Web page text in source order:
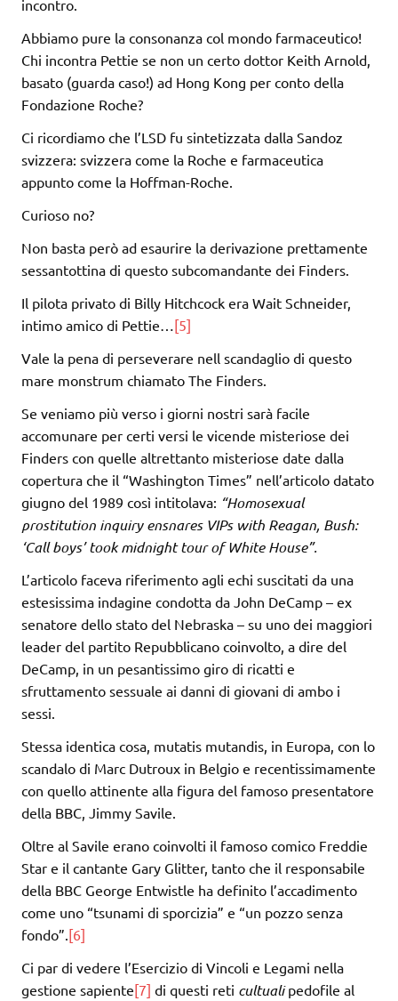
incontro.
Abbiamo pure la consonanza col mondo farmaceutico!
Chi incontra Pettie se non un certo dottor Keith Arnold,
basato (guarda caso!) ad Hong Kong per conto della
Fondazione Roche?
Ci ricordiamo che l’LSD fu sintetizzata dalla Sandoz
svizzera: svizzera come la Roche e farmaceutica
appunto come la Hoffman-Roche.
Curioso no?
Non basta però ad esaurire la derivazione prettamente
sessantottina di questo subcomandante dei Finders.
Il pilota privato di Billy Hitchcock era Wait Schneider,
intimo amico di Pettie… [5]
Vale la pena di perseverare nell scandaglio di questo
mare monstrum chiamato The Finders.
Se veniamo più verso i giorni nostri sarà facile
accomunare per certi versi le vicende misteriose dei
Finders con quelle altrettanto misteriose date dalla
copertura che il “Washington Times” nell’articolo datato
giugno del 1989 così intitolava: “Homosexual
prostitution inquiry ensnares VIPs with Reagan, Bush:
‘Call boys’ took midnight tour of White House”.
L’articolo faceva riferimento agli echi suscitati da una
estesissima indagine condotta da John DeCamp – ex
senatore dello stato del Nebraska – su uno dei maggiori
leader del partito Repubblicano coinvolto, a dire del
DeCamp, in un pesantissimo giro di ricatti e
sfruttamento sessuale ai danni di giovani di ambo i
sessi.
Stessa identica cosa, mutatis mutandis, in Europa, con lo
scandalo di Marc Dutroux in Belgio e recentissimamente
con quello attinente alla figura del famoso presentatore
della BBC, Jimmy Savile.
Oltre al Savile erano coinvolti il famoso comico Freddie
Star e il cantante Gary Glitter, tanto che il responsabile
della BBC George Entwistle ha definito l’accadimento
come uno “tsunami di sporcizia” e “un pozzo senza
fondo”. [6]
Ci par di vedere l’Esercizio di Vincoli e Legami nella
gestione sapiente[7] di questi reti cultualipedofile al